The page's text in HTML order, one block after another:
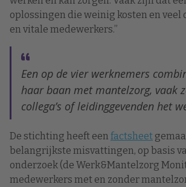
oplossingen die weinig kosten en veel
en vitale medewerkers.”
Een op de vier werknemers
haar baan met mantelzorg, vaak
collega’s of leidinggevenden het
De stichting heeft een factsheet
belangrijkste misvattingen, op basis
onderzoek (de Werk&Mantelzorg
medewerkers met en zonder